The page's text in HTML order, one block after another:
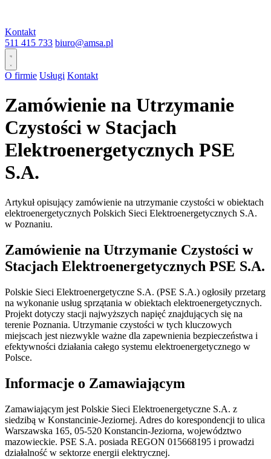
Kontakt
511 415 733 biuro@amsa.pl
O firmie Usługi Kontakt
Zamówienie na Utrzymanie
Czystości w Stacjach
Elektroenergetycznych PSE
S.A.
Artykuł opisujący zamówienie na utrzymanie czystości w obiektach
elektroenergetycznych Polskich Sieci Elektroenergetycznych S.A.
w Poznaniu.
Zamówienie na Utrzymanie Czystości w
Stacjach Elektroenergetycznych PSE S.A.
Polskie Sieci Elektroenergetyczne S.A. (PSE S.A.) ogłosiły przetarg
na wykonanie usług sprzątania w obiektach elektroenergetycznych.
Projekt dotyczy stacji najwyższych napięć znajdujących się na
terenie Poznania. Utrzymanie czystości w tych kluczowych
miejscach jest niezwykle ważne dla zapewnienia bezpieczeństwa i
efektywności działania całego systemu elektroenergetycznego w
Polsce.
Informacje o Zamawiającym
Zamawiającym jest Polskie Sieci Elektroenergetyczne S.A. z
siedzibą w Konstancinie-Jeziornej. Adres do korespondencji to ulica
Warszawska 165, 05-520 Konstancin-Jeziorna, województwo
mazowieckie. PSE S.A. posiada REGON 015668195 i prowadzi
działalność w sektorze energii elektrycznej.